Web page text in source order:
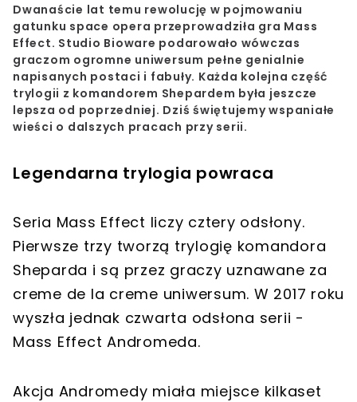
Dwanaście lat temu rewolucję w pojmowaniu
gatunku space opera przeprowadziła gra Mass
Effect. Studio Bioware podarowało wówczas
graczom ogromne uniwersum pełne genialnie
napisanych postaci i fabuły. Każda kolejna część
trylogii z komandorem Shepardem była jeszcze
lepsza od poprzedniej. Dziś świętujemy wspaniałe
wieści o dalszych pracach przy serii.
Legendarna trylogia powraca
Seria Mass Effect liczy cztery odsłony.
Pierwsze trzy tworzą trylogię komandora
Sheparda i są przez graczy uznawane za
creme de la creme uniwersum. W 2017 roku
wyszła jednak czwarta odsłona serii -
Mass Effect Andromeda.
Akcja Andromedy miała miejsce kilkaset